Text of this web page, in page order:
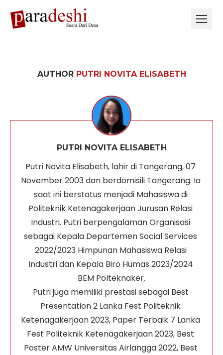
AUTHOR PUTRI NOVITA ELISABETH
PUTRI NOVITA ELISABETH
Putri Novita Elisabeth, lahir di Tangerang, 07
November 2003 dan berdomisili Tangerang. Ia
saat ini berstatus menjadi Mahasiswa di
Politeknik Ketenagakerjaan Jurusan Relasi
Industri. Putri berpengalaman Organisasi
sebagai Kepala Departemen Social Services
2022/2023 Himpunan Mahasiswa Relasi
Industri dan Kepala Biro Humas 2023/2024
BEM Polteknaker.
Putri juga memiliki prestasi sebagai Best
Presentation 2 Lanka Fest Politeknik
Ketenagakerjaan 2023, Paper Terbaik 7 Lanka
Fest Politeknik Ketenagakerjaan 2023, Best
Poster AMW Universitas Airlangga 2022, Best